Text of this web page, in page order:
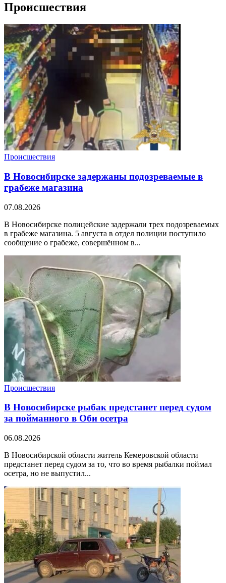
Происшествия
Происшествия
В Новосибирске задержаны подозреваемые в
грабеже магазина
07.08.2026
В Новосибирске полицейские задержали трех подозреваемых
в грабеже магазина. 5 августа в отдел полиции поступило
сообщение о грабеже, совершённом в...
Происшествия
В Новосибирске рыбак предстанет перед судом
за пойманного в Оби осетра
06.08.2026
В Новосибирской области житель Кемеровской области
предстанет перед судом за то, что во время рыбалки поймал
осетра, но не выпустил...